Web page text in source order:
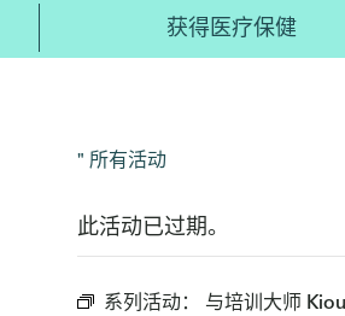
获得医疗保健
" 所有活动
此活动已过期。
系列活动： 与培训大师